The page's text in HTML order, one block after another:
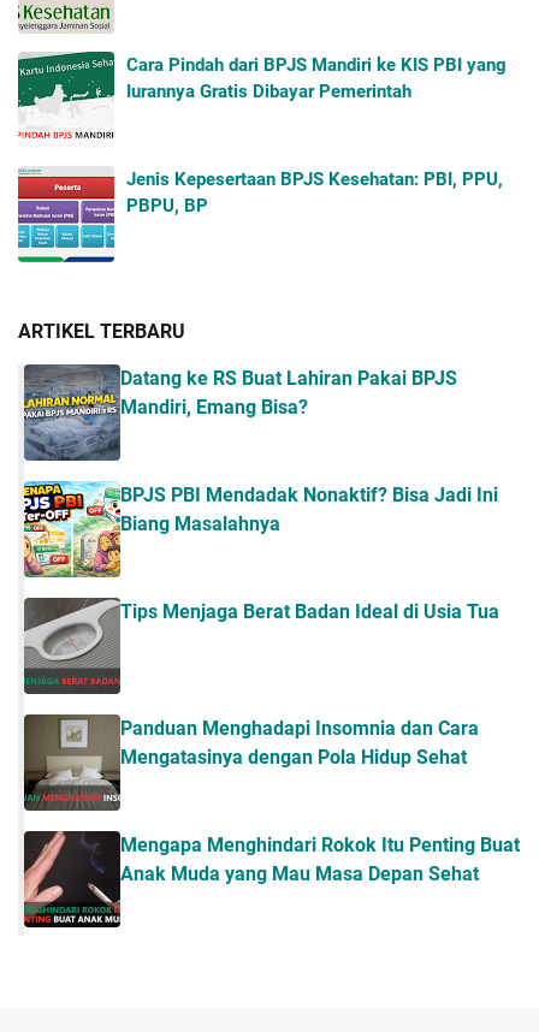
Cara Pindah dari BPJS Mandiri ke KIS PBI yang
Iurannya Gratis Dibayar Pemerintah
Jenis Kepesertaan BPJS Kesehatan: PBI, PPU,
PBPU, BP
ARTIKEL TERBARU
Datang ke RS Buat Lahiran Pakai BPJS
Mandiri, Emang Bisa?
BPJS PBI Mendadak Nonaktif? Bisa Jadi Ini
Biang Masalahnya
Tips Menjaga Berat Badan Ideal di Usia Tua
Panduan Menghadapi Insomnia dan Cara
Mengatasinya dengan Pola Hidup Sehat
Mengapa Menghindari Rokok Itu Penting Buat
Anak Muda yang Mau Masa Depan Sehat